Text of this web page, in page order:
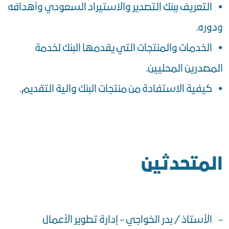
• التعريف ببنك التصدير والاستيراد السعودي وأهدافه
ودوره.
• الخدمات والمنتجات التي يقدمها البنك لخدمة
المصدرين المحليين.
• كيفية الاستفادة من منتجات البنك والية التقديم.
المتحدثين
- الأستاذ / بدر الخواجي - إدارة تطوير الأعمال